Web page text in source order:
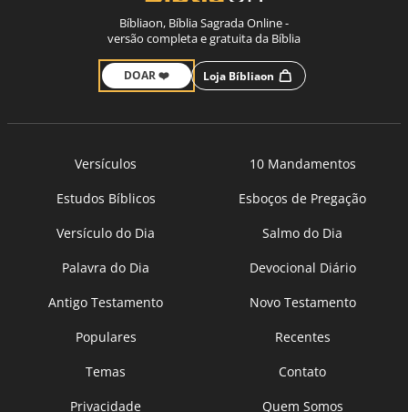
Bíbliaon, Bíblia Sagrada Online -
versão completa e gratuita da Bíblia
DOAR ❤️ Loja Bíbliaon
Versículos
10 Mandamentos
Estudos Bíblicos
Esboços de Pregação
Versículo do Dia
Salmo do Dia
Palavra do Dia
Devocional Diário
Antigo Testamento
Novo Testamento
Populares
Recentes
Temas
Contato
Privacidade
Quem Somos